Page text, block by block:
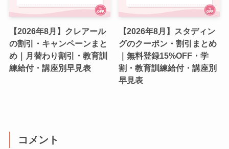
【2026年8月】クレアール
の割引・キャンペーンまと
め｜月替わり割引・教育訓
練給付・講座別早見表
【2026年8月】スタディン
グのクーポン・割引まとめ
｜無料登録15%OFF・学
割・教育訓練給付・講座別
早見表
コメント